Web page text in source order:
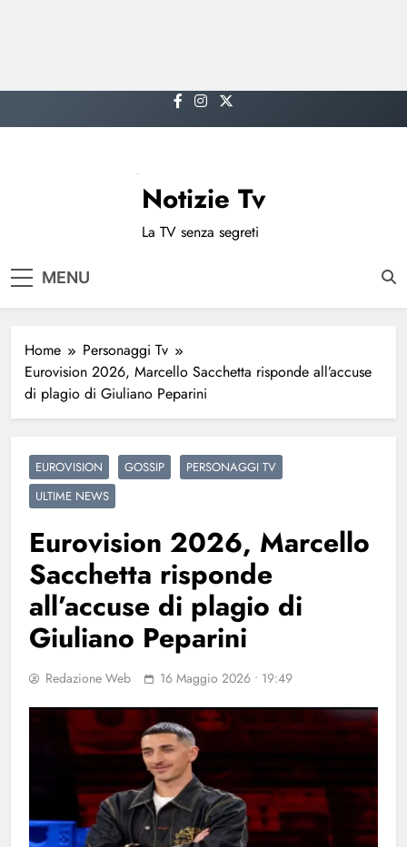
to
Notizie Tv
La TV senza segreti
MENU
Home
Personaggi Tv
Eurovision 2026, Marcello Sacchetta risponde all’accuse
di plagio di Giuliano Peparini
EUROVISION GOSSIP
PERSONAGGI TV
ULTIME NEWS
Eurovision 2026, Marcello
Sacchetta risponde
all’accuse di plagio di
Giuliano Peparini
Redazione Web 16 Maggio 2026 • 19:49